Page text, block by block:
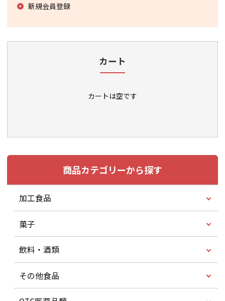
新規会員登録
カート
カートは空です
商品カテゴリーから探す
加工食品
菓子
飲料・酒類
その他食品